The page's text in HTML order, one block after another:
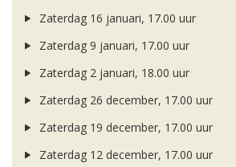
Zaterdag 16 januari, 17.00 uur
Zaterdag 9 januari, 17.00 uur
Zaterdag 2 januari, 18.00 uur
Zaterdag 26 december, 17.00 uur
Zaterdag 19 december, 17.00 uur
Zaterdag 12 december, 17.00 uur